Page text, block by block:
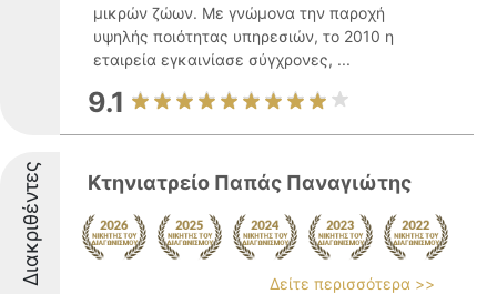
μικρών ζώων. Με γνώμονα την παροχή
υψηλής ποιότητας υπηρεσιών, το 2010 η
εταιρεία εγκαινίασε σύγχρονες, ...
9.1
Διακριθέντες Κτηνιατρείο Παπάς Παναγιώτης
Δείτε περισσότερα >>